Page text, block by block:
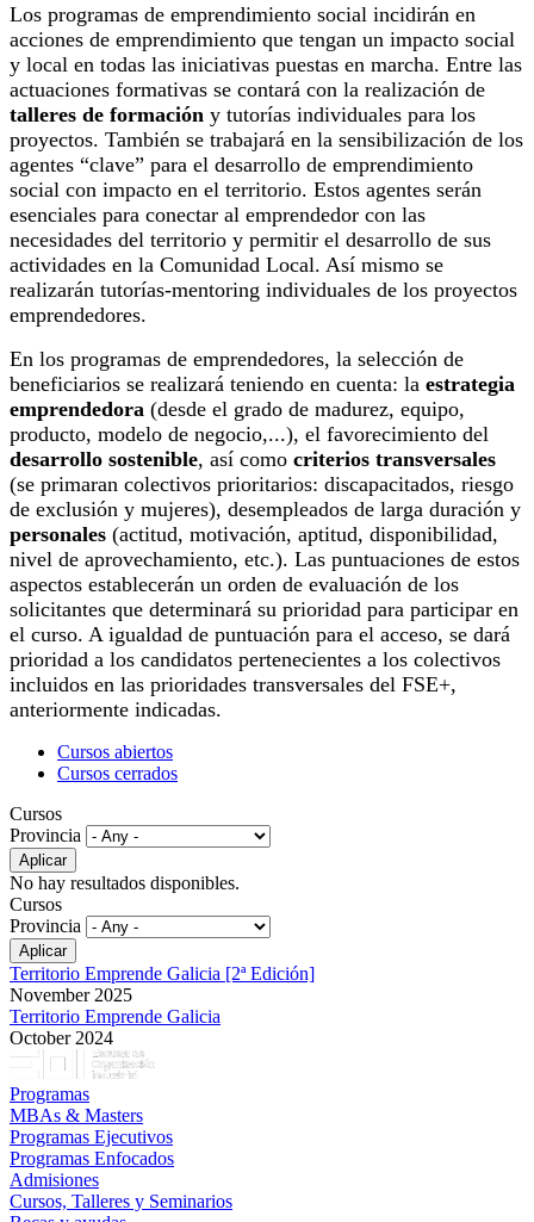
Los programas de emprendimiento social incidirán en
acciones de emprendimiento que tengan un impacto social
y local en todas las iniciativas puestas en marcha. Entre las
actuaciones formativas se contará con la realización de
talleres de formación y tutorías individuales para los
proyectos. También se trabajará en la sensibilización de los
agentes “clave” para el desarrollo de emprendimiento
social con impacto en el territorio. Estos agentes serán
esenciales para conectar al emprendedor con las
necesidades del territorio y permitir el desarrollo de sus
actividades en la Comunidad Local. Así mismo se
realizarán tutorías-mentoring individuales de los proyectos
emprendedores.
En los programas de emprendedores, la selección de
beneficiarios se realizará teniendo en cuenta: la estrategia
emprendedora (desde el grado de madurez, equipo,
producto, modelo de negocio,...), el favorecimiento del
desarrollo sostenible, así como criterios transversales
(se primaran colectivos prioritarios: discapacitados, riesgo
de exclusión y mujeres), desempleados de larga duración y
personales (actitud, motivación, aptitud, disponibilidad,
nivel de aprovechamiento, etc.). Las puntuaciones de estos
aspectos establecerán un orden de evaluación de los
solicitantes que determinará su prioridad para participar en
el curso. A igualdad de puntuación para el acceso, se dará
prioridad a los candidatos pertenecientes a los colectivos
incluidos en las prioridades transversales del FSE+,
anteriormente indicadas.
Cursos abiertos
Cursos cerrados
Cursos
Provincia
No hay resultados disponibles.
Cursos
Provincia
Territorio Emprende Galicia [2ª Edición]
November 2025
Territorio Emprende Galicia
October 2024
Programas
MBAs & Masters
Programas Ejecutivos
Programas Enfocados
Admisiones
Cursos, Talleres y Seminarios